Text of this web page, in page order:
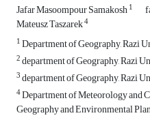
Jafar Masoompour Samakosh1
Mateusz Taszarek4
1Department of Geography, Razi
2department of Geography, Razi
3department of Geography, Razi
4Department of Meteorology and
Geography and Environmental